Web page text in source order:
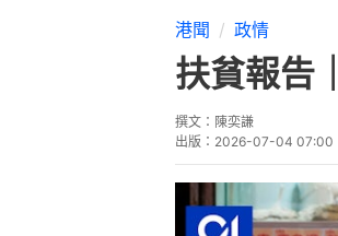
港聞 政情
扶貧報告
撰文： 陳奕謙
出版： 2026-07-04 07:00